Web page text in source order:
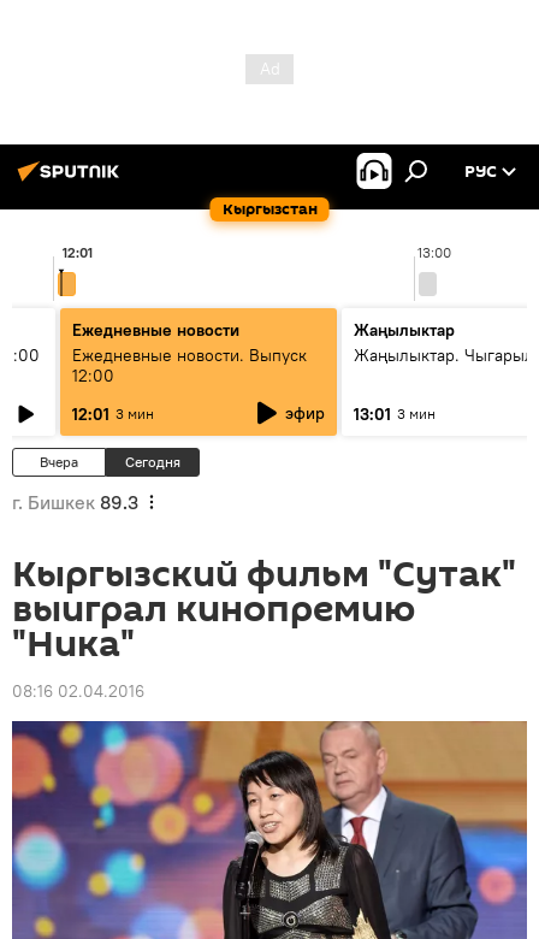
Кыргызстан
РУС
13:00
12:01
Ежедневные новости
Ежедневные новости. Выпуск
12:00
12:01 3 мин эфир
Жаңылыктар
Жаңылыктар.
13:01 3 мин
Вчера Сегодня
г. Бишкек 89.3
Кыргызский фильм "Сутак"
выиграл кинопремию
"Ника"
08:16 02.04.2016